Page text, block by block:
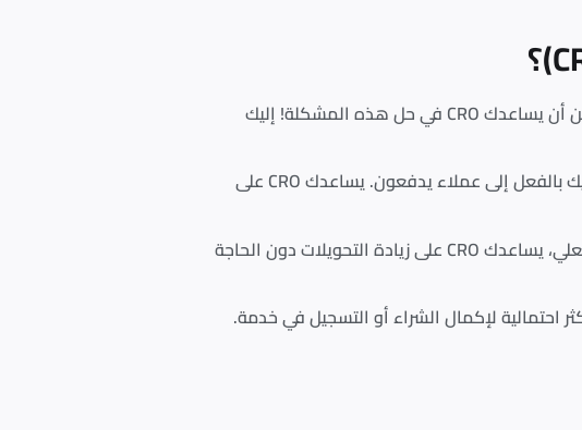
؟
هل تحصل على الكثير من الزوار أو العملاء المحتملين ولكن دون تحقيق مبيعات أو تسجيلات كافية؟ يمكن أن يساعدك CRO في حل هذه المشكلة! إليك
: الأمر لا يتعلق فقط بجذب المزيد من الأشخاص، بل بتحويل الأشخاص الذين لديك بالفعل إلى عملاء يدفعون. يساعدك CRO على
: سواء كنت تقوم بتحسين موقع إلكتروني أو تحسين تخطيط متجر فعلي، يساعدك CRO على زيادة التحويلات دون الحاجة
لإكمال الشراء أو التسجيل في خدمة.